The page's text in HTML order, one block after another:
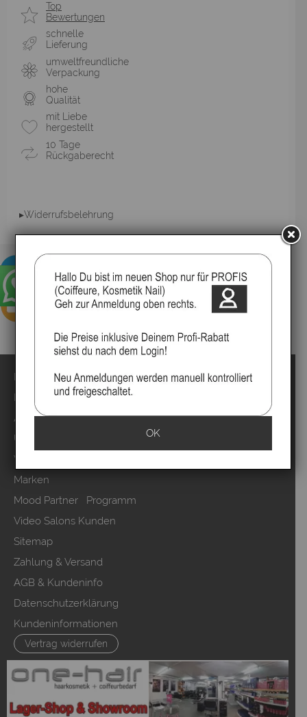
Top
Bewertungen
schnelle
Lieferung
umweltfreundliche
Verpackung
hohe
Qualität
mit Liebe
hergestellt
10 Tage
Rückgaberecht
▸Widerrufsbelehrung
Impressum
Kontakt
Anmelden
Über uns
Video`s
Marken
Mood Partner Programm
Video Salons Kunden
Sitemap
Zahlung & Versand
AGB & Kundeninfo
Datenschutzerklärung
Kundeninformationen
Vertrag widerrufen
OK